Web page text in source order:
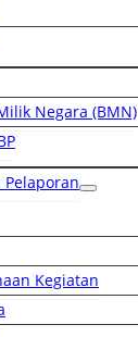
Negara (BMN)
Pelaporan
Kegiatan